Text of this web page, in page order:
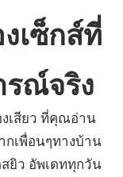
งเซ็กส์ที่
รณ์จริง
งเสียว ที่คุณอ่าน
กเพื่อนๆทางบ้าน
ยิว อัพเดททุกวัน